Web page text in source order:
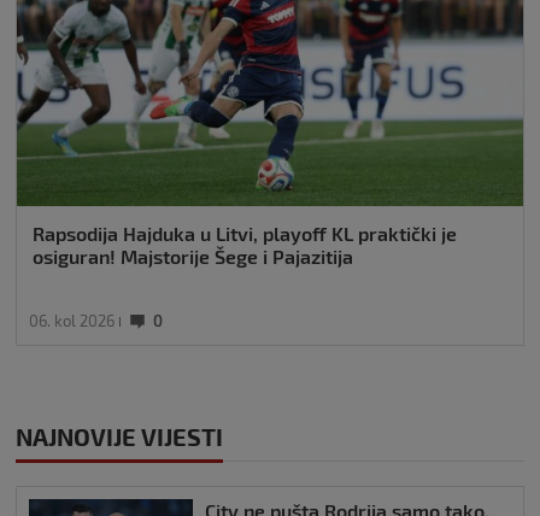
Rapsodija Hajduka u Litvi, playoff KL praktički je
osiguran! Majstorije Šege i Pajazitija
06. kol 2026 0
NAJNOVIJE VIJESTI
City ne pušta Rodrija samo tako,